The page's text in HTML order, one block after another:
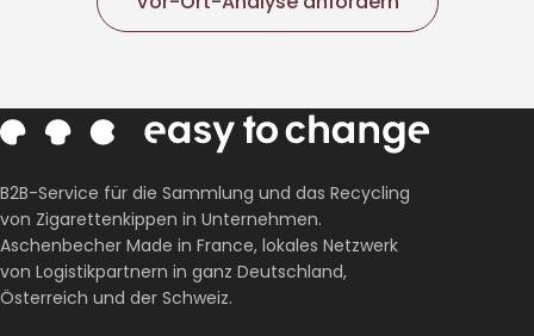
B2B-Service für die Sammlung und das Recycling
von Zigarettenkippen in Unternehmen.
Aschenbecher Made in France, lokales Netzwerk
von Logistikpartnern in ganz Deutschland,
Österreich und der Schweiz.